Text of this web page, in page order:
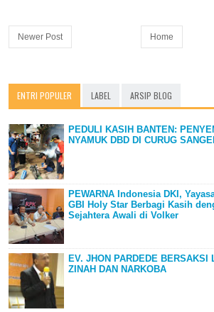
Newer Post Home
ENTRI POPULER LABEL ARSIP BLOG
PEDULI KASIH BANTEN:
NYAMUK DBD DI CURUG
PEWARNA Indonesia DKI,
GBI Holy Star Berbagi Kasih
Sejahtera Awali di Volker
EV. JHON PARDEDE BERSAKSI
ZINAH DAN NARKOBA